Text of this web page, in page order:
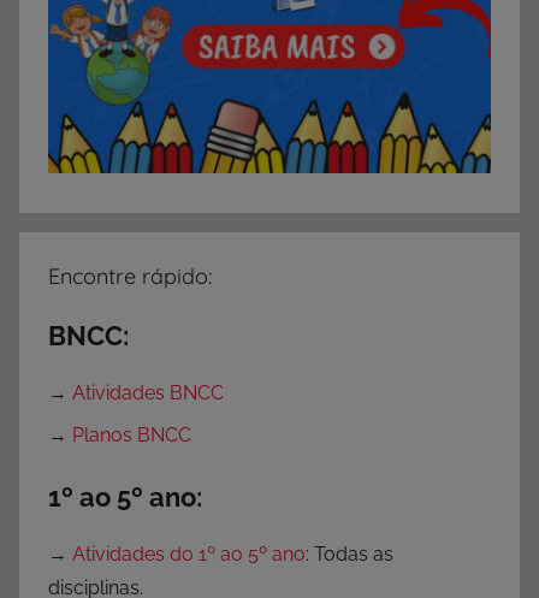
d
s
p
r
P
s
Encontre rápido:
BNCC:
→ Atividades BNCC
→ Planos BNCC
1º ao 5º ano:
→ Atividades do 1º ao 5º ano: Todas as
disciplinas.